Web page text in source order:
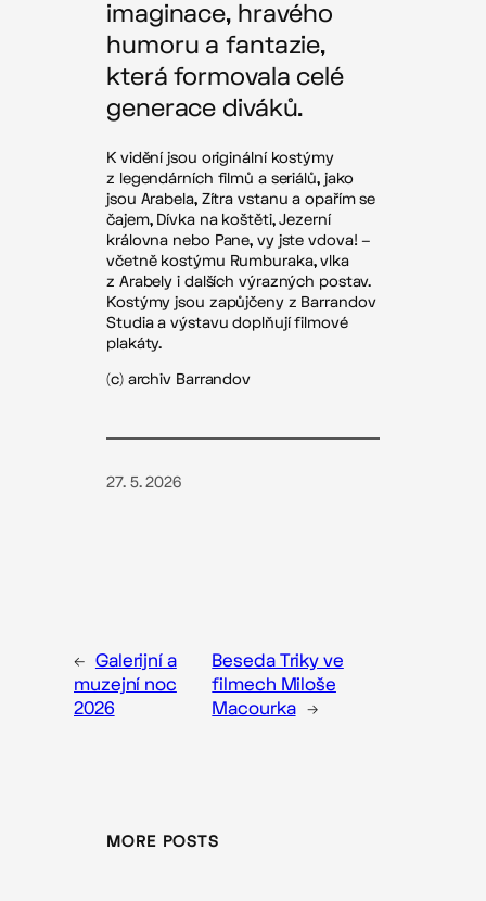
imaginace, hravého
humoru a fantazie,
která formovala celé
generace diváků.
K vidění jsou originální kostýmy
z legendárních filmů a seriálů, jako
jsou Arabela, Zítra vstanu a opařím se
čajem, Dívka na koštěti, Jezerní
královna nebo Pane, vy jste vdova! –
včetně kostýmu Rumburaka, vlka
z Arabely i dalších výrazných postav.
Kostýmy jsou zapůjčeny z Barrandov
Studia a výstavu doplňují filmové
plakáty.
(c) archiv Barrandov
27. 5. 2026
← Galerijní a
muzejní noc
2026
Beseda Triky ve
filmech Miloše
Macourka →
MORE POSTS